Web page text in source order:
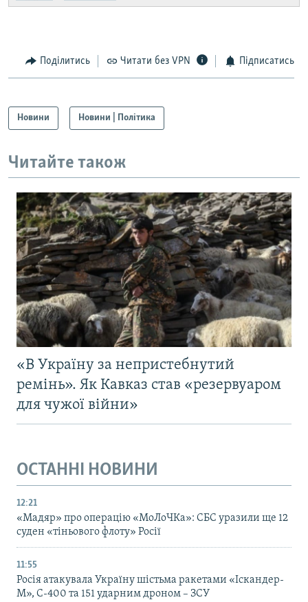
Поділитись Читати без VPN Підписатись
Новини Новини | Політика
Читайте також
«В Україну за непристебнутий
ремінь». Як Кавказ став «резервуаром
для чужої війни»
ОСТАННІ НОВИНИ
12:21
«Мадяр» про операцію «МоЛоЧКа»: СБС уразили ще 12
суден «тіньового флоту» Росії
11:55
Росія атакувала Україну шістьма ракетами «Іскандер-
М», С-400 та 151 ударним дроном – ЗСУ